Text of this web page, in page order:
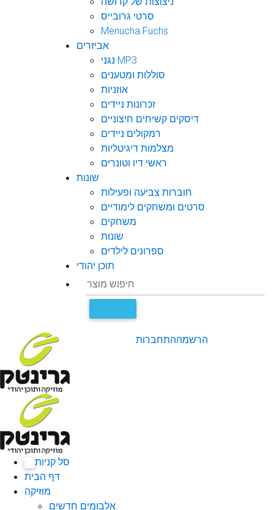
סרטי גרובייס
Menucha Fuchs
אביזרים
נגני MP3
סוללות ומטענים
אוזניות
זכרונות ניידים
דיסקים קשיחים חיצוניים
רמקולים ניידים
מצלמות דיגיטליות
ראשי דיו וטונרים
שונות
חוברות צביעה ופעילות
סרטים ומשחקים לימודיים
משחקים
שונות
ספרונים לילדים
תוכן יהודי
התחברותהרשמה
סל קניות
דף הבית
מוזיקה
אלבומים חדשים